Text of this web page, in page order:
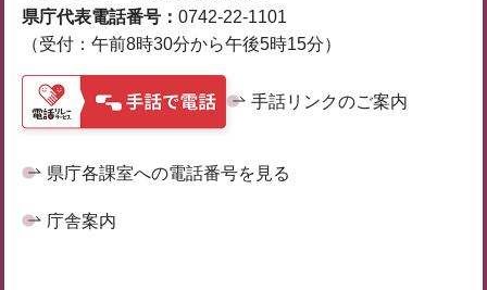
県庁代表電話番号： 0742-22-1101
（受付：午前8時30分から午後5時15分）
手話リンクのご案内
県庁各課室への電話番号を見る
庁舎案内